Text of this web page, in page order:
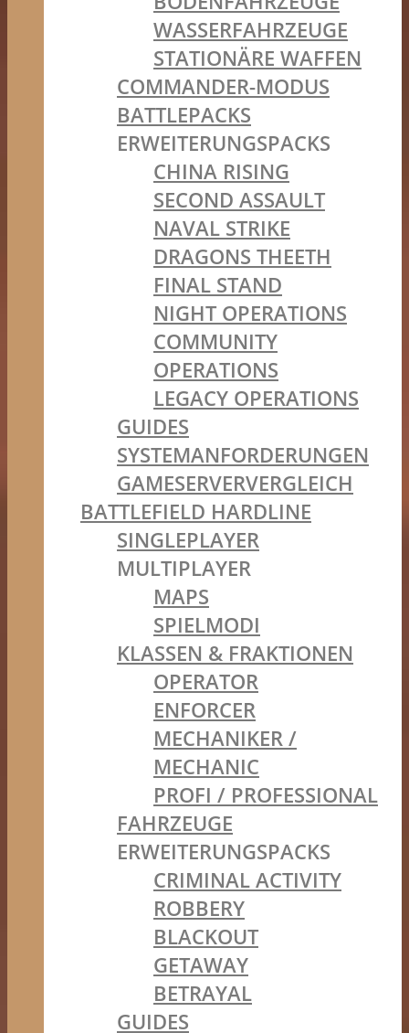
WASSERFAHRZEUGE
STATIONÄRE WAFFEN
COMMANDER-MODUS
BATTLEPACKS
ERWEITERUNGSPACKS
CHINA RISING
SECOND ASSAULT
NAVAL STRIKE
DRAGONS THEETH
FINAL STAND
NIGHT OPERATIONS
COMMUNITY
OPERATIONS
LEGACY OPERATIONS
GUIDES
SYSTEMANFORDERUNGEN
GAMESERVERVERGLEICH
BATTLEFIELD HARDLINE
SINGLEPLAYER
MULTIPLAYER
MAPS
SPIELMODI
KLASSEN & FRAKTIONEN
OPERATOR
ENFORCER
MECHANIKER /
MECHANIC
PROFI / PROFESSIONAL
FAHRZEUGE
ERWEITERUNGSPACKS
CRIMINAL ACTIVITY
ROBBERY
BLACKOUT
GETAWAY
BETRAYAL
GUIDES